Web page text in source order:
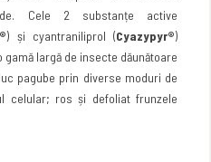
Cele 2 substanțe active
) și cyantraniliprol (Cyazypyr®)
largă de insecte dăunătoare
pagube prin diverse moduri de
celular; ros și defoliat frunzele